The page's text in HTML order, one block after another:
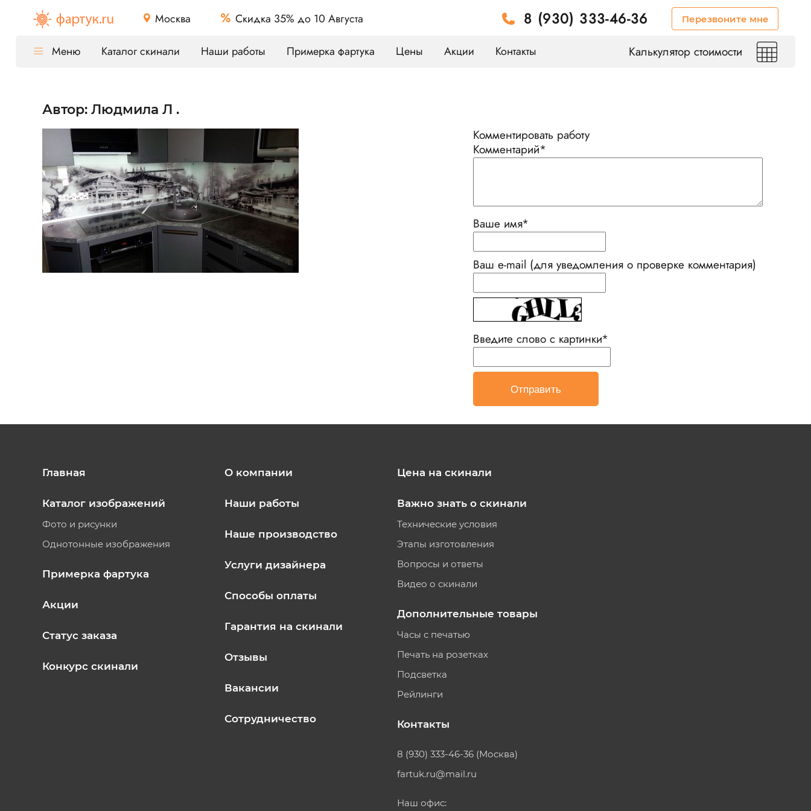
Москва Скидка 35% до 10 Августа 8 (930) 333-46-36 Перезвоните мне
Меню Каталог скинали Наши работы Примерка фартука Цены Акции Контакты Калькулятор стоимости
Автор: Людмила Л .
Комментировать работу
Комментарий*
Ваше имя*
Ваш e-mail (для уведомления о проверке комментария)
Введите слово с картинки*
Главная
Каталог изображений
Фото и рисунки
Однотонные изображения
Примерка фартука
Акции
Статус заказа
Конкурс скинали
О компании
Наши работы
Наше производство
Услуги дизайнера
Способы оплаты
Гарантия на скинали
Отзывы
Вакансии
Сотрудничество
Цена на скинали
Важно знать о скинали
Технические условия
Этапы изготовления
Вопросы и ответы
Видео о скинали
Дополнительные товары
Часы с печатью
Печать на розетках
Подсветка
Рейлинги
Контакты
8 (930) 333-46-36 (Москва)
fartuk.ru@mail.ru
Наш офис: